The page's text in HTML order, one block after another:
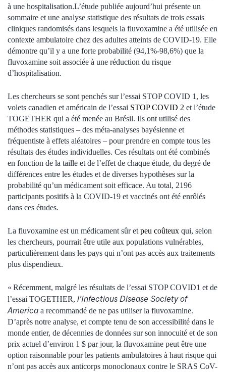
à une hospitalisation.L’étude publiée aujourd’hui présente un
sommaire et une analyse statistique des résultats de trois essais
cliniques randomisés dans lesquels la fluvoxamine a été utilisée en
contexte ambulatoire chez des adultes atteints de COVID-19. Elle
démontre qu’il y a une forte probabilité (94,1%-98,6%) que la
fluvoxamine soit associée à une réduction du risque
d’hospitalisation.
Les chercheurs se sont penchés sur l’essai STOP COVID 1, les
volets canadien et américain de l’essai STOP COVID 2 et l’étude
TOGETHER qui a été menée au Brésil. Ils ont utilisé des
méthodes statistiques – des méta-analyses bayésienne et
fréquentiste à effets aléatoires – pour prendre en compte tous les
résultats des études individuelles. Ces résultats ont été combinés
en fonction de la taille et de l’effet de chaque étude, du degré de
différences entre les études et de diverses hypothèses sur la
probabilité qu’un médicament soit efficace. Au total, 2196
participants positifs à la COVID-19 et vaccinés ont été enrôlés
dans ces études.
La fluvoxamine est un médicament sûr et peu coûteux qui, selon
les chercheurs, pourrait être utile aux populations vulnérables,
particulièrement dans les pays qui n’ont pas accès aux traitements
plus dispendieux.
« Récemment, malgré les résultats de l’essai STOP COVID1 et de
l’essai TOGETHER, l’Infectious Disease Society of
America a recommandé de ne pas utiliser la fluvoxamine.
D’après notre analyse, et compte tenu de son accessibilité dans le
monde entier, de décennies de données sur son innocuité et de son
prix actuel d’environ 1 $ par jour, la fluvoxamine peut être une
option raisonnable pour les patients ambulatoires à haut risque qui
n’ont pas accès aux anticorps monoclonaux contre le SRAS CoV-